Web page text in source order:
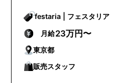
festaria | フェスタリア
月給23万円〜
東京都
販売スタッフ